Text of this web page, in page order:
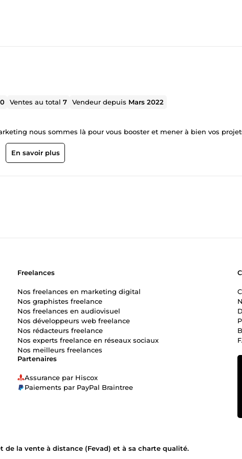
0 Ventes au total7 Vendeur depuis Mars 2022
Agence de communication, spécialisée dans le web marketing nous sommes là pour vous booster et mener à bien vos
En savoir plus
Partenaires
Assurance par Hiscox
Paiements par PayPal Braintree
Freelances
Nos freelances en marketing digital
Nos graphistes freelance
Nos freelances en audiovisuel
Nos développeurs web freelance
Nos rédacteurs freelance
Nos experts freelance en réseaux sociaux
Nos meilleurs freelances
de la vente à distance (Fevad) et à sa charte qualité.